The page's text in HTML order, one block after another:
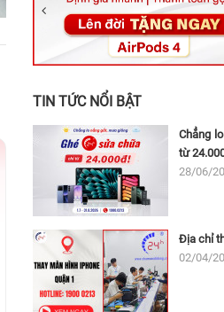
70 Nguyễn An Ninh, Dĩ An, Hồ
24h Vũng Tàu: 162A Ba Cu,
TIN TỨC NỔI BẬT
Chẳng
từ
28/06/
Địa chỉ
02/04/